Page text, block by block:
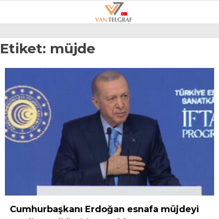
22.4°
BÖLGE
3.SAYFA
GÜNDEM
MAGAZIN
POLITIKA
Etiket: müjde
Cumhurbaşkanı Erdoğan esnafa müjdeyi